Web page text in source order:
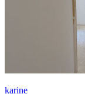
karine